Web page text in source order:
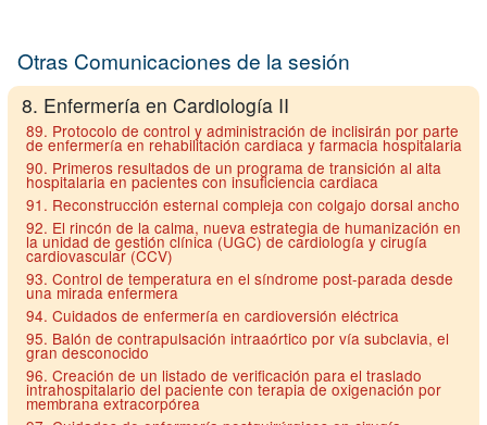
Otras Comunicaciones de la sesión
8. Enfermería en Cardiología II
89. Protocolo de control y administración de inclisirán por parte
de enfermería en rehabilitación cardiaca y farmacia hospitalaria
90. Primeros resultados de un programa de transición al alta
hospitalaria en pacientes con insuficiencia cardiaca
91. Reconstrucción esternal compleja con colgajo dorsal ancho
92. El rincón de la calma, nueva estrategia de humanización en
la unidad de gestión clínica (UGC) de cardiología y cirugía
cardiovascular (CCV)
93. Control de temperatura en el síndrome post-parada desde
una mirada enfermera
94. Cuidados de enfermería en cardioversión eléctrica
95. Balón de contrapulsación intraaórtico por vía subclavia, el
gran desconocido
96. Creación de un listado de verificación para el traslado
intrahospitalario del paciente con terapia de oxigenación por
membrana extracorpórea